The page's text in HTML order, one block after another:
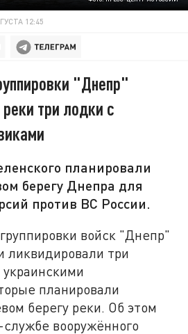
12:45
"Днепр"
три лодки с
планировали
берегу Днепра для
против ВС России.
войск "Днепр"
ликвидировали три
планировали
берегу реки. Об этом
вооружённого